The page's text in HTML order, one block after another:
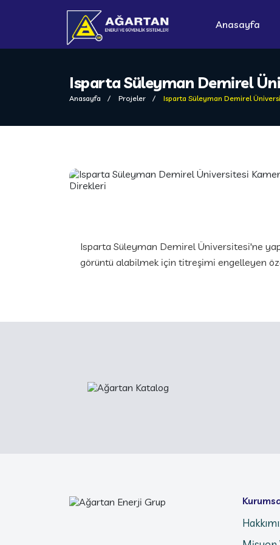
Anasayfa
Isparta Süleyman Demirel
Anasayfa Projeler Isparta Süleyman Demirel
Isparta Süleyman Demirel Üniversitesi'ne
görüntü alabilmek için titreşimi engelleyen